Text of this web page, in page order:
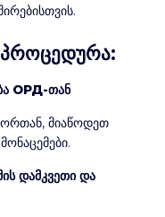
ОРД-თან
მიაწოდეთ
დამკვეთი და